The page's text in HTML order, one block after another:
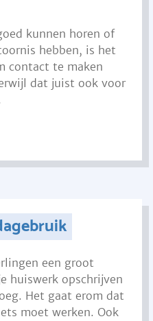
kunnen horen of
hebben, is het
contact te maken
dat juist ook voor
een groot
huiswerk opschrijven
Het gaat erom dat
moet werken. Ook